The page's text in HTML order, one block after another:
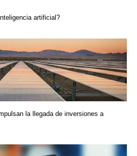
artificial?
la llegada de inversiones a